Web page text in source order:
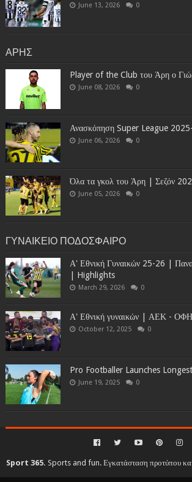
June 13, 2026 0
ΑΡΗΣ
Player of the Club του Άρη ο
June 08, 2026 0
Ανασκόπηση Super League
June 06, 2026 0
Όλα τα γκολ του Άρη | Σεζόν
June 05, 2026 0
ΓΥΝΑΙΚΕΙΟ ΠΟΔΟΣΦΑΙΡΟ
Α' Εθνική Γυναικών 25-26 |
| Highlights
March 29, 2026 0
Α' Εθνική γυναικών | ΑΕΚ -
October 12, 2025 0
Pro Footballer Launches
June 19, 2025 0
Sport 365. Sports and fun. Εγκατάσταση προτύπου